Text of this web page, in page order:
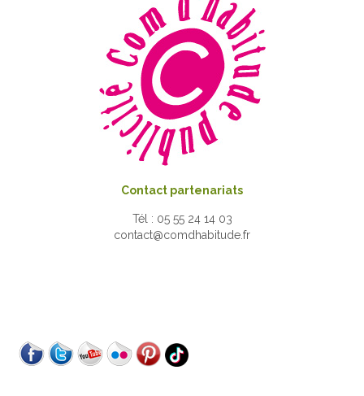
Contact partenariats
Tél : 05 55 24 14 03
contact@comdhabitude.fr